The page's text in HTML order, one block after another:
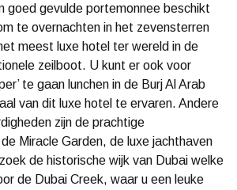
goed gevulde portemonnee beschikt
te overnachten in het zevensterren
meest luxe hotel ter wereld in de
zeilboot. U kunt er ook voor
te gaan lunchen in de Burj Al Arab
van dit luxe hotel te ervaren. Andere
zijn de prachtige
Miracle Garden, de luxe jachthaven
de historische wijk van Dubai welke
de Dubai Creek, waar u een leuke